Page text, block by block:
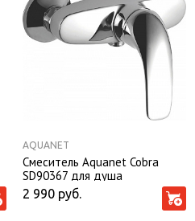
AQUANET
Смеситель Aquanet Cobra
SD90367 для душа
2 990 руб.